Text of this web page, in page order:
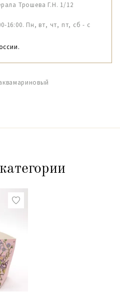
Трошева Г.Н. 1/12
16:00. Пн, вт, чт, пт, сб - с